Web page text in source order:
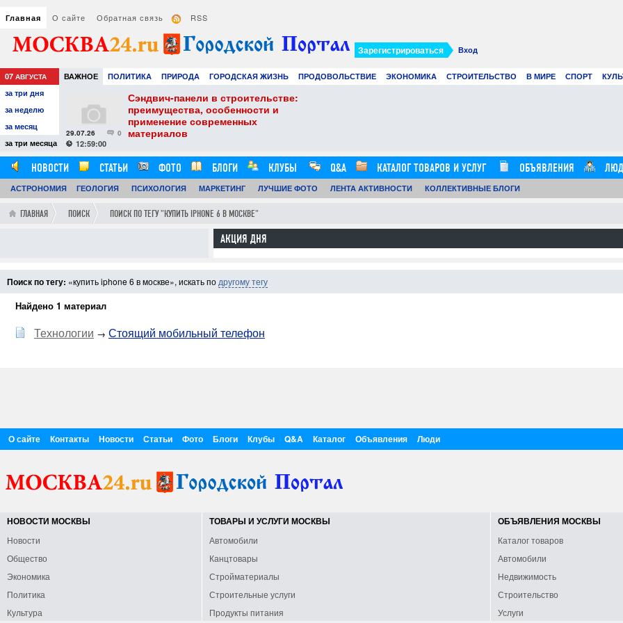
Главная О сайте Обратная связь RSS
Вход
Зарегистрироваться
07 АВГУСТА ВАЖНОЕ ПОЛИТИКА ПРИРОДА ГОРОДСКАЯ ЖИЗНЬ ПРОДОВОЛЬСТВИЕ ЭКОНОМИКА СТРОИТЕЛЬСТВО В МИРЕ СПОРТ
РАЗВЛЕЧЕНИЯ И ОТДЫХ
за три дня
за неделю
за месяц
за три месяца
советы для
0
29.07.26
12:59:00
Сэндвич-панели в строительстве:
преимущества, особенности и
применение современных
материалов
НОВОСТИ СТАТЬИ ФОТО БЛОГИ КЛУБЫ Q&A КАТАЛОГ ТОВАРОВ И УСЛУГ ОБЪЯВЛЕНИЯ
АСТРОНОМИЯ ГЕОЛОГИЯ ПСИХОЛОГИЯ МАРКЕТИНГ ЛУЧШИЕ ФОТО ЛЕНТА АКТИВНОСТИ КОЛЛЕКТИВНЫЕ БЛОГИ
ГЛАВНАЯ ПОИСК ПОИСК ПО ТЕГУ "КУПИТЬ IPHONE 6 В МОСКВЕ"
АКЦИЯ ДНЯ
Поиск по тегу: «купить iphone 6 в москве», искать по другому тегу
Найдено 1 материал
Технологии → Стоящий мобильный телефон
О сайте Контакты Новости Статьи Фото Блоги Клубы Q&A Каталог Объявления Люди
НОВОСТИ МОСКВЫ
Новости
Общество
Экономика
Политика
Культура
ТОВАРЫ И УСЛУГИ МОСКВЫ
Автомобили
Канцтовары
Стройматериалы
Строительные услуги
Продукты питания
ОБЪЯВЛЕНИЯ МОСКВЫ
Каталог товаров
Автомобили
Недвижимость
Строительство
Услуги